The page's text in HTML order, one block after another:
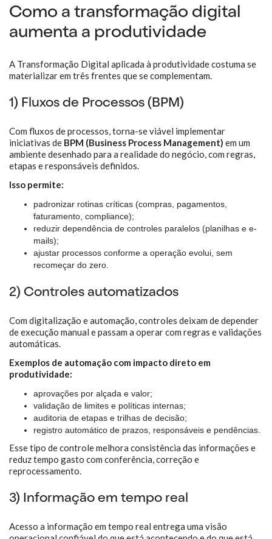
Como a transformação digital
aumenta a produtividade
A Transformação Digital aplicada à produtividade costuma se
materializar em três frentes que se complementam.
1) Fluxos de Processos (BPM)
Com fluxos de processos, torna-se viável implementar
iniciativas de BPM (Business Process Management) em um
ambiente desenhado para a realidade do negócio, com regras,
etapas e responsáveis definidos.
Isso permite:
padronizar rotinas críticas (compras, pagamentos,
faturamento, compliance);
reduzir dependência de controles paralelos (planilhas e e-
mails);
ajustar processos conforme a operação evolui, sem
recomeçar do zero.
2) Controles automatizados
Com digitalização e automação, controles deixam de depender
de execução manual e passam a operar com regras e validações
automáticas.
Exemplos de automação com impacto direto em
produtividade:
aprovações por alçada e valor;
validação de limites e políticas internas;
auditoria de etapas e trilhas de decisão;
registro automático de prazos, responsáveis e pendências.
Esse tipo de controle melhora consistência das informações e
reduz tempo gasto com conferência, correção e
reprocessamento.
3) Informação em tempo real
Acesso a informação em tempo real entrega uma visão